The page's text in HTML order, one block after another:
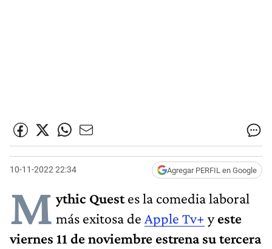
10-11-2022 22:34 Agregar PERFIL en Google
M ythic Questes la comedia laboral
más exitosa de Apple Tv+ yeste
viernes 11 de noviembre estrena su tercera